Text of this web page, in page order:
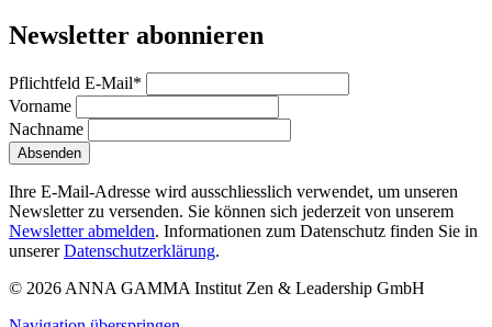
Newsletter abonnieren
Pflichtfeld E-Mail*
Vorname
Nachname
Absenden
Ihre E-Mail-Adresse wird ausschliesslich verwendet, um unseren
Newsletter zu versenden. Sie können sich jederzeit von unserem
Newsletter abmelden. Informationen zum Datenschutz finden Sie in
unsererDatenschutzerklärung.
© 2026 ANNA GAMMA Institut Zen & Leadership GmbH